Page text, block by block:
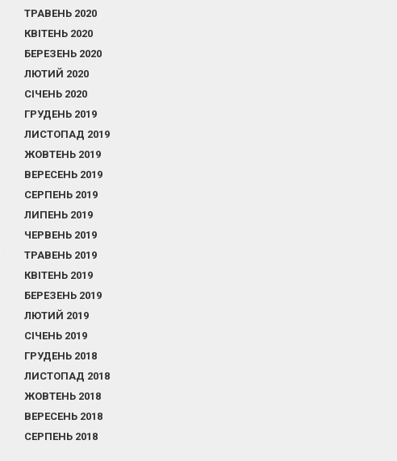
ТРАВЕНЬ 2020
КВІТЕНЬ 2020
БЕРЕЗЕНЬ 2020
ЛЮТИЙ 2020
СІЧЕНЬ 2020
ГРУДЕНЬ 2019
ЛИСТОПАД 2019
ЖОВТЕНЬ 2019
ВЕРЕСЕНЬ 2019
СЕРПЕНЬ 2019
ЛИПЕНЬ 2019
ЧЕРВЕНЬ 2019
ТРАВЕНЬ 2019
КВІТЕНЬ 2019
БЕРЕЗЕНЬ 2019
ЛЮТИЙ 2019
СІЧЕНЬ 2019
ГРУДЕНЬ 2018
ЛИСТОПАД 2018
ЖОВТЕНЬ 2018
ВЕРЕСЕНЬ 2018
СЕРПЕНЬ 2018